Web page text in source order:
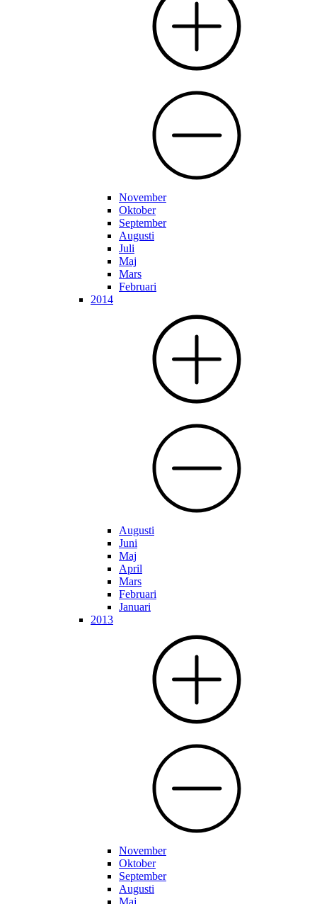
November
Oktober
September
Augusti
Juli
Maj
Mars
Februari
2014
Augusti
Juni
Maj
April
Mars
Februari
Januari
2013
November
Oktober
September
Augusti
Maj